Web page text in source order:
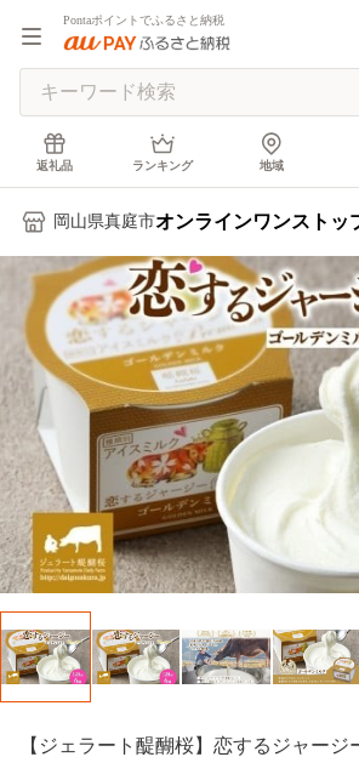
Pontaポイントでふるさと納税
返礼品 ランキング 地域
岡山県真庭市オンラインワンストッ
【ジェラート醍醐桜】恋するジャージ